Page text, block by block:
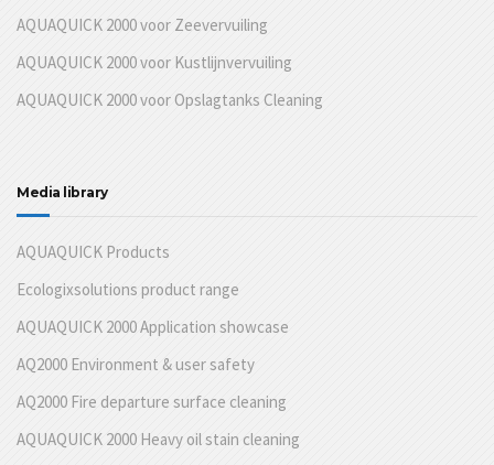
AQUAQUICK 2000 voor Zeevervuiling
AQUAQUICK 2000 voor Kustlijnvervuiling
AQUAQUICK 2000 voor Opslagtanks Cleaning
Media library
AQUAQUICK Products
Ecologixsolutions product range
AQUAQUICK 2000 Application showcase
AQ2000 Environment & user safety
AQ2000 Fire departure surface cleaning
AQUAQUICK 2000 Heavy oil stain cleaning